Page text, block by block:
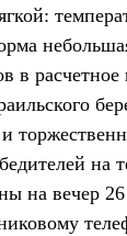
в расчетное
на
на вечер